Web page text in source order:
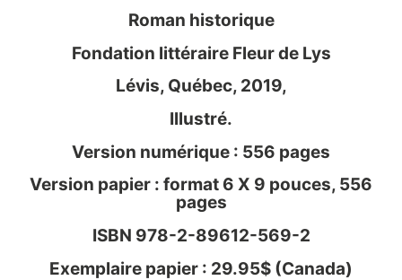
Roman historique
Fondation littéraire Fleur de Lys
Lévis, Québec, 2019,
Illustré.
Version numérique : 556 pages
Version papier : format 6 X 9 pouces, 556
pages
ISBN 978-2-89612-569-2
Exemplaire papier : 29.95$ (Canada)